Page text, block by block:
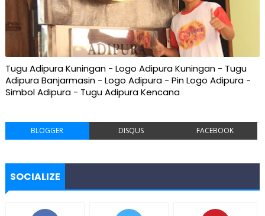
Tugu Adipura Kuningan - Logo Adipura Kuningan - Tugu
Adipura Banjarmasin - Logo Adipura - Pin Logo Adipura -
Simbol Adipura - Tugu Adipura Kencana
BLOGGER DISQUS FACEBOOK
SOCIALIZE